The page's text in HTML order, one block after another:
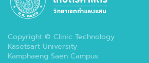
Copyright © Clinic Technology
Kasetsart University
Kamphaeng Saen Campus